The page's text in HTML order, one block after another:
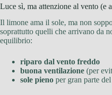
Luce sì, ma attenzione al vento (e
Il limone ama il sole, ma non
soprattutto quelli che arrivano da
equilibrio:
riparo dal vento freddo
buona ventilazione (per
sole pieno per gran parte